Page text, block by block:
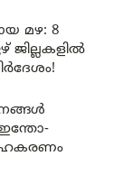
മഴ: 8
ജില്ലകളിൽ
ഇന്തോ-